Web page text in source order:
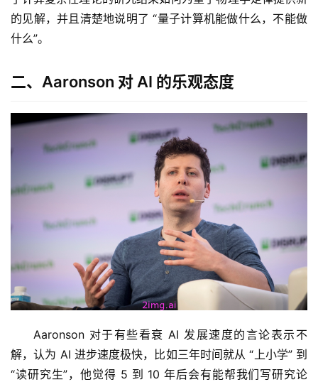
的见解，并且清楚地说明了 “量子计算机能做什么，不能做
什么”。
二、Aaronson 对 AI 的乐观态度
Aaronson 对于有些看衰 AI 发展速度的言论表示不
解，认为 AI 进步速度极快，比如三年时间就从 “上小学” 到
“读研究生”，他觉得 5 到 10 年后会有能帮我们写研究论